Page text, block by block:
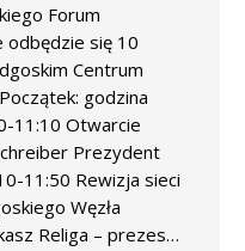
Forum
odbędzie się 10
Centrum
godzina
11:10 Otwarcie
Prezydent
11:50 Rewizja sieci
Węzła
Religa – prezes…